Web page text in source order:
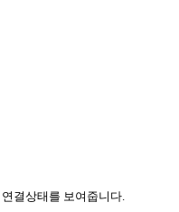
결상태를 보여줍니다.